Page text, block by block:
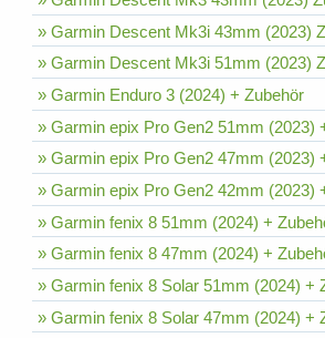
» Garmin Descent Mk3i 43mm (2023)
» Garmin Descent Mk3i 51mm (2023)
» Garmin Enduro 3 (2024) + Zubehör
» Garmin epix Pro Gen2 51mm (2023)
» Garmin epix Pro Gen2 47mm (2023)
» Garmin epix Pro Gen2 42mm (2023)
» Garmin fenix 8 51mm (2024) +
» Garmin fenix 8 47mm (2024) +
» Garmin fenix 8 Solar 51mm (2024) +
» Garmin fenix 8 Solar 47mm (2024) +